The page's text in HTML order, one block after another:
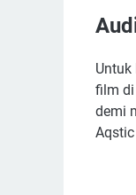
film di
demi